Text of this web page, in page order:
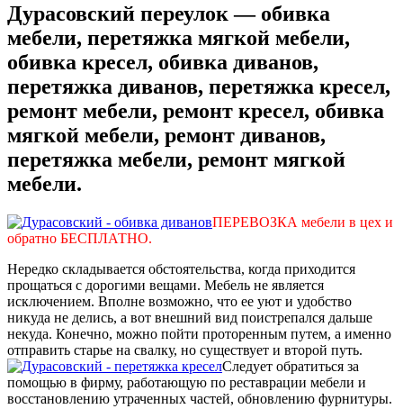
Дурасовский переулок — обивка
мебели, перетяжка мягкой мебели,
обивка кресел, обивка диванов,
перетяжка диванов, перетяжка кресел,
ремонт мебели, ремонт кресел, обивка
мягкой мебели, ремонт диванов,
перетяжка мебели, ремонт мягкой
мебели.
ПЕРЕВОЗКА мебели в цех и
обратно БЕСПЛАТНО.
Нередко складывается обстоятельства, когда приходится
прощаться с дорогими вещами. Мебель не является
исключением. Вполне возможно, что ее уют и удобство
никуда не делись, а вот внешний вид поистрепался дальше
некуда. Конечно, можно пойти проторенным путем, а именно
отправить старье на свалку, но существует и второй путь.
Следует обратиться за
помощью в фирму, работающую по реставрации мебели и
восстановлению утраченных частей, обновлению фурнитуры.